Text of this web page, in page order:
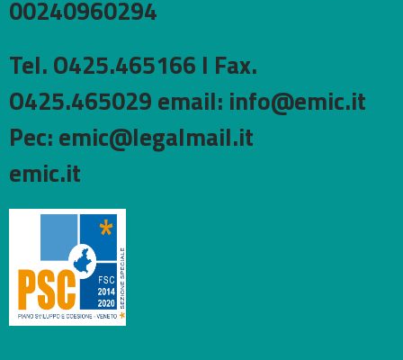
00240960294
Tel. O425.465166 I Fax.
O425.465029 email: info@emic.it
Pec: emic@legalmail.it
emic.it